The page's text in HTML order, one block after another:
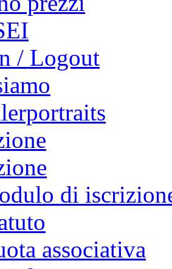
/ Logout
di
associativa